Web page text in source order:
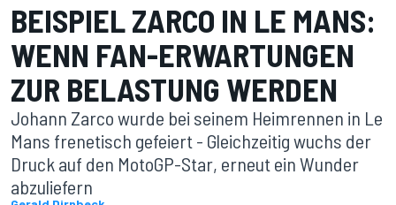
BEISPIEL ZARCO IN LE MANS:
WENN FAN-ERWARTUNGEN
ZUR BELASTUNG WERDEN
Johann Zarco wurde bei seinem Heimrennen in Le
Mans frenetisch gefeiert - Gleichzeitig wuchs der
Druck auf den MotoGP-Star, erneut ein Wunder
abzuliefern